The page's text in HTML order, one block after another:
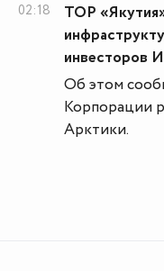
02:18
ТОР
инвесторов
Об этом
Корпорации
Арктики.